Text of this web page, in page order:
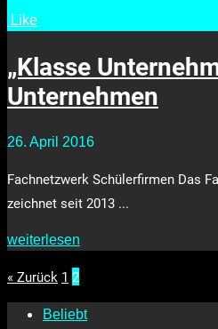
Like
„Klasse
Unternehmen
26. April 2016
Fachnetzwerk Schülerfirmen Das
zeichnet seit 2013 ...
weiterlesen
« Zurück 1 2
Beliebt